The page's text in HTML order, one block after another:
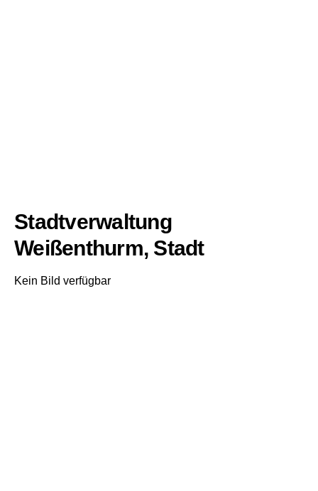
Stadtverwaltung
Weißenthurm, Stadt
Kein Bild verfügbar